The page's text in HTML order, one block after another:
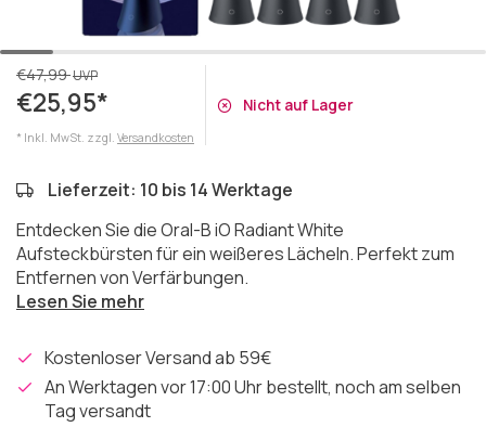
€47,99UVP
€25,95*
* Inkl. MwSt. zzgl. Versandkosten
Nicht auf Lager
Lieferzeit: 10 bis 14 Werktage
Entdecken Sie die Oral-B iO Radiant White
Aufsteckbürsten für ein weißeres Lächeln. Perfekt zum
Entfernen von Verfärbungen.
Lesen Sie mehr
Kostenloser Versand ab 59€
An Werktagen vor 17:00 Uhr bestellt, noch am selben
Tag versandt